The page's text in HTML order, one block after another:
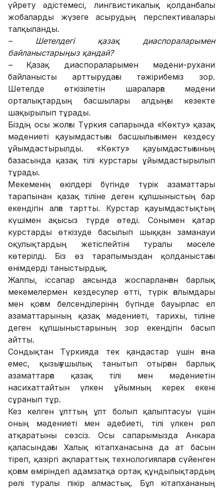
үйрету әдістемесі, лингвистикалық қолданбалы
жобаларды жүзеге асырудың перспективалары
талқыланды.
– Шетелдегі қазақ диаспораларымен
байланыстарыңыз қандай?
– Қазақ диаспораларымен мәдени-рухани
байланысты арттырудағы тәжірибеміз зор.
Шетелде өткізілетін шараларға мәдени
орталықтардың басшылары алдыңғы кезекте
шақырылып тұрады.
Біздің осы жолғы Түркия сапарында «Көкту» қазақ
мәдениеті қауымдастығы басшылығымен кездесу
ұйымдастырылды. «Көкту» қауымдастығының
базасында қазақ тілі курстары ұйымдастырылып
тұрады.
Мекеменің өкілдері бүгінде түрік азаматтары
тарапынан қазақ тіліне деген құлшыныстың бар
екендігін алға тартты. Курстар қауымдастықтың
күшімен ақысыз түрде өтеді. Сонымен қатар
курстарды өткізуде басылып шыққан заманауи
оқулықтардың жетіспейтіні туралы мәселе
көтерілді. Біз өз тарапымыздан қолданыстағы
өнімдерді таныстырдық.
Жалпы, іссапар аясында жоспарланған барлық
мекемелермен кездесулер өтті, түрік ғалымдары
мен қоғам белсенділерінің бүгінде бауырлас ел
азаматтарының қазақ мәдениеті, тарихы, тіліне
деген құлшыныстарының зор екендігін басып
айтты.
Сондықтан Түркияда тек қандастар үшін ғана
емес, қызығушылық танытып отырған барлық
азаматтарға қазақ тілі мен мәдениетін
насихаттайтын үлкен ұйымның керек екені
сұранып тұр.
Кез келген ұлттың ұлт болып қалыптасуы үшін
оның мәдениеті мен әдебиеті, тілі үлкен рөл
атқаратыны сөзсіз. Осы сапарымызда Анкара
қаласындағы Халық кітапханасына да ат басын
тіреп, қазіргі ақпараттық технологияларға сүйенген
қоғам өміріндегі адамзатқа ортақ құндылықтардың
рөлі туралы пікір алмастық. Бұл кітапхананың